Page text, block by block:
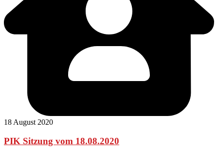
18 August 2020
PIK Sitzung vom 18.08.2020